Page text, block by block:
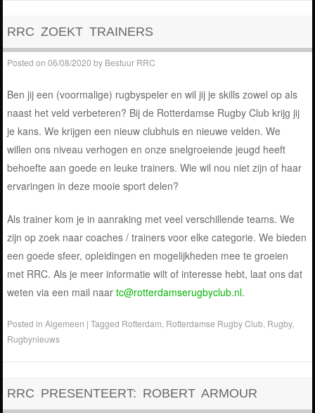
RRC ZOEKT TRAINERS
Posted on06/08/2020 by Bestuur RRC
Ben jij een (voormalige) rugbyspeler en wil jij je skills zowel op als
naast het veld verbeteren? Bij de Rotterdamse Rugby Club krijg jij
je kans. We krijgen een nieuw clubhuis en nieuwe velden. We
willen ons niveau verhogen en onze snelgroeiende jeugd heeft
behoefte aan goede en leuke trainers. Wie wil nou niet zijn of haar
ervaringen in deze mooie sport delen?
Als trainer kom je in aanraking met veel verschillende teams. We
zijn op zoek naar coaches / trainers voor elke categorie. We bieden
een goede sfeer, opleidingen en mogelijkheden mee te groeien
met RRC. Als je meer informatie wilt of interesse hebt, laat ons dat
weten via een mail naartc@rotterdamserugbyclub.nl.
Posted inAlgemeen |Tagged Rotterdam Rotterdamse Rugby Club Rugby,
Rugbynieuws
RRC PRESENTEERT: ROBERT ARMOUR